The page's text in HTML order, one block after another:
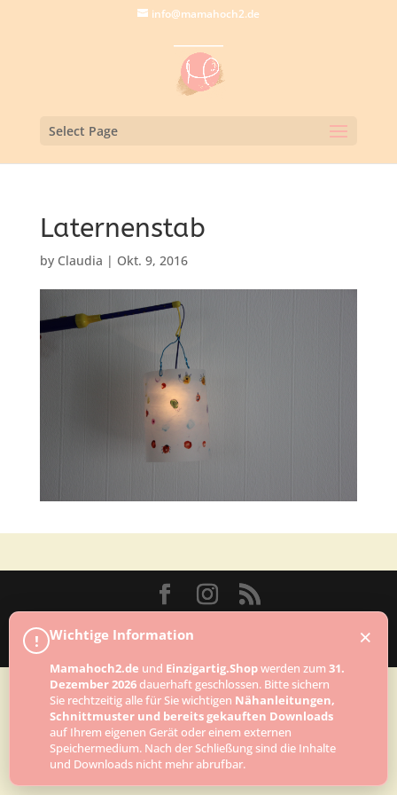
info@mamahoch2.de
Select Page
Laternenstab
by Claudia | Okt. 9, 2016
WordPress
! Wichtige Information
Mamahoch2.de und Einzigartig.Shopwerden zum 31.
Dezember 2026dauerhaft geschlossen. Bitte sichern
Sie rechtzeitig alle für Sie wichtigen Nähanleitungen,
Schnittmuster und bereits gekauften Downloads
auf Ihrem eigenen Gerät oder einem externen
Speichermedium. Nach der Schließung sind die Inhalte
und Downloads nicht mehr abrufbar.
×